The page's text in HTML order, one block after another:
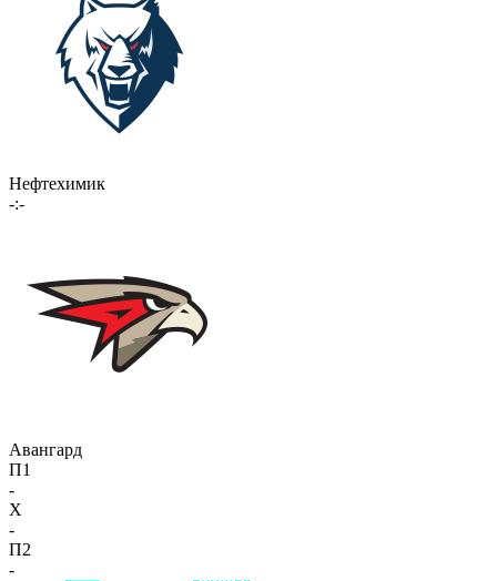
Нефтехимик
-:-
Авангард
П1
-
X
-
П2
-